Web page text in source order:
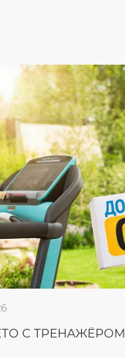
С ТРЕНАЖЁРОМ